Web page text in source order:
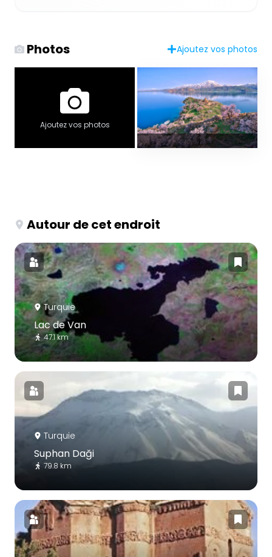
Photos Ajoutez vos photos
Ajoutez vos photos
Autour de cet endroit
Turquie
Lac de Van
47.1 km
Turquie
Suphan Daği
79.8 km